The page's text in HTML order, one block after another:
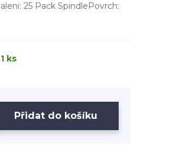
25 Pack SpindlePovrch:
ks
Přidat do košíku